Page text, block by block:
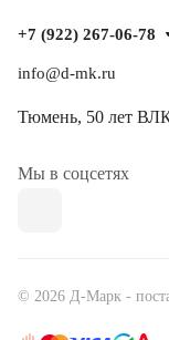
+7 (922) 267-06-78
info@d-mk.ru
Тюмень, ​50 лет
Мы в соцсетях
© 2026 Д-Марк -